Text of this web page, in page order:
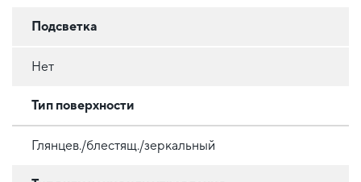
Подсветка
Нет
Тип поверхности
Глянцев./блестящ./зеркальный